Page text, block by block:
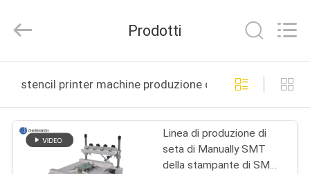
PRODOTTI
CHARMHIGH
All
Prodotti
stencil printer machine produzione online
Linea di produzione di
seta di Manually SMT
della stampante di SMT